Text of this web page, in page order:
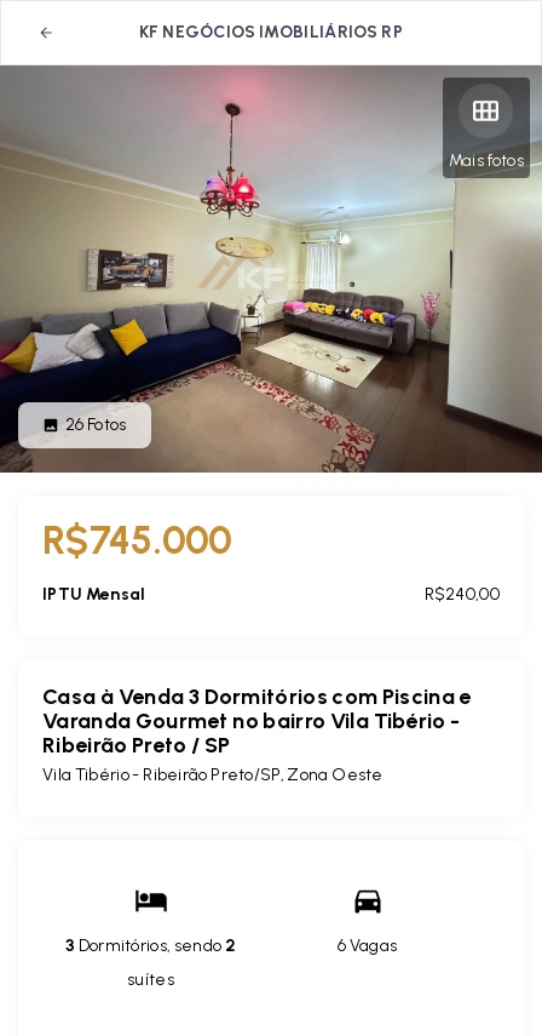
KF NEGÓCIOS IMOBILIÁRIOS RP
Mais fotos
26 Fotos
R$745.000
IPTU Mensal R$240,00
Casa à Venda 3 Dormitórios com Piscina e
Varanda Gourmet no bairro Vila Tibério -
Ribeirão Preto / SP
Vila Tibério - Ribeirão Preto/SP, Zona Oeste
3 Dormitórios, sendo 2
suítes
6 Vagas